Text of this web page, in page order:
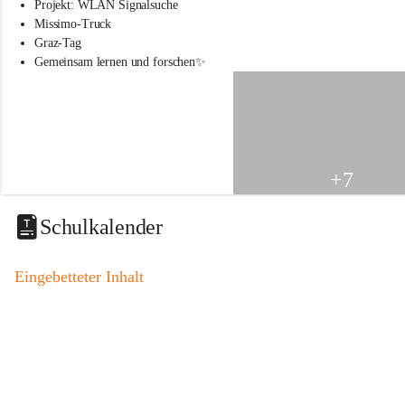
s
s
c
i
t
a
o
Projekt: WLAN Signalsuche
Missimo-Truck
Graz-Tag
Gemeinsam lernen und forschen✨
+7
Schulkalender
Eingebetteter Inhalt